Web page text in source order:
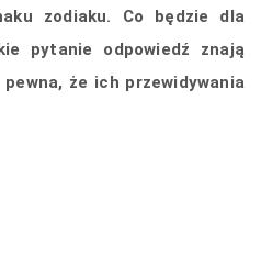
zodiaku. Co będzie dla
pytanie odpowiedź znają
że ich przewidywania